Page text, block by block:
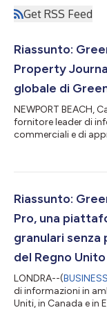
Get RSS Feed
Riassunto:
Property
globale di
NEWPORT BEACH,
fornitore leader di
commerciali e di
residenziali, che
Street News. Grazie
Riassunto:
Pro, una
granulari
del Regno Unito
LONDRA--(
di informazioni in
Uniti, in Canada e in